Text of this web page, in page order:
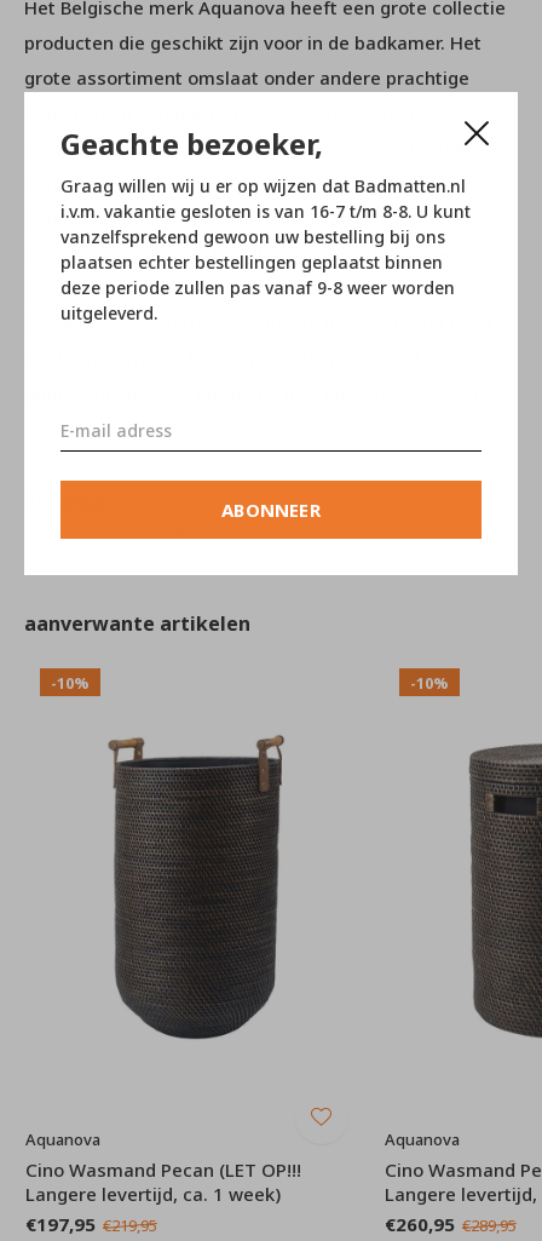
Geachte bezoeker,
Graag willen wij u er op wijzen dat Badmatten.nl
i.v.m. vakantie gesloten is van 16-7 t/m 8-8. U kunt
vanzelfsprekend gewoon uw bestelling bij ons
plaatsen echter bestellingen geplaatst binnen
deze periode zullen pas vanaf 9-8 weer worden
uitgeleverd.
ABONNEER
Het Belgische merk Aquanova heeft een grote collectie
producten die geschikt zijn voor in de badkamer. Het
grote assortiment omslaat onder andere prachtige
zeeppompjes, spiegels, toilet borstels en opbergdoosjes
behoren hiertoe. Alle artikelen zijn gemaakt van
hoogwaardige materialen en vervaardigd met het oog
op gebruikersgemak. Met de prachtige duurzame
producten van Aquanova geeft u uw badkamer in een
handomdraai een rustgevende en mooie sfeer! Mocht u
0/ 5
aanverwante artikelen
-10%
Aquanova
Cino Wasmand Pecan (LET OP!!!
Langere levertijd, ca. 1 week)
€197,95 €219,95
-10%
Aquanova
Cino Wasmand
Langere levertijd,
€260,95 €289,95